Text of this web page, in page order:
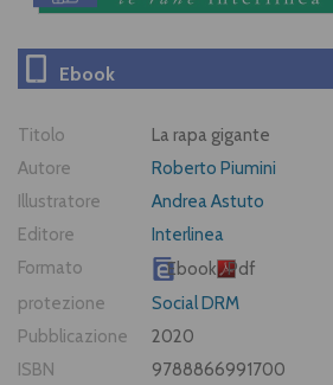
Ebook
Titolo
La rapa gigante
Autore
Roberto Piumini
Illustratore
Andrea Astuto
Editore
Interlinea
Formato
Ebook Pdf
protezione
Social DRM
Pubblicazione
2020
ISBN
9788866991700